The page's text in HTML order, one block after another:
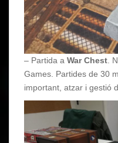
– Partida a War Chest .
Games. Partides de 30
important, atzar i gestió